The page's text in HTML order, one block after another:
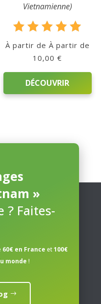
Vietnamienne)
Note
5.00
sur 5
À partir de
10,00€
DÉCOUVRIR
Les
options
peuvent
être
la
page
»
? Faites-
60€ en France et100€
monde !